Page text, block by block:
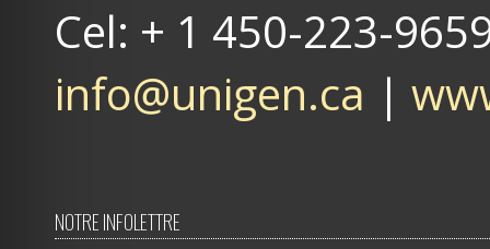
Cel: + 1 450-223-
info@unigen.ca |
NOTRE INFOLETTRE